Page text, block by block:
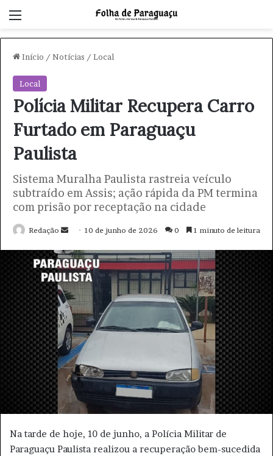
Início / Notícias / Local
Local
Polícia Militar Recupera Carro
Furtado em Paraguaçu
Paulista
Sistema Muralha Paulista rastreia veículo
subtraído em Assis; ação rápida da PM termina
com prisão por receptação na cidade
Redação
n
d
u
m
e
-
m
a
10 de junho de 2026 0 1 minuto de leitura
​Na tarde de hoje, 10 de junho, a Polícia Militar de
Paraguaçu Paulista realizou a recuperação bem-sucedida